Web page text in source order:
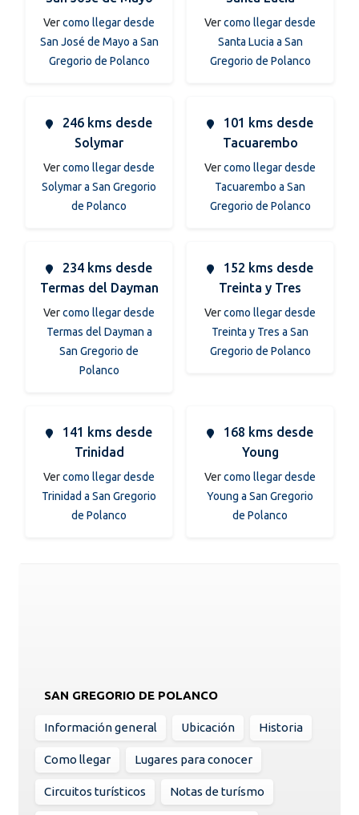
Vercomo llegar desde
San José de Mayo a San
Gregorio de Polanco
Vercomo llegar desde
Santa Lucia a San
Gregorio de Polanco
246 kms desde
Solymar
Vercomo llegar desde
Solymar a San Gregorio
de Polanco
101 kms desde
Tacuarembo
Vercomo llegar desde
Tacuarembo a San
Gregorio de Polanco
234 kms desde
Termas del Dayman
Vercomo llegar desde
Termas del Dayman a
San Gregorio de
Polanco
152 kms desde
Treinta y Tres
Vercomo llegar desde
Treinta y Tres a San
Gregorio de Polanco
141 kms desde
Trinidad
Vercomo llegar desde
Trinidad a San Gregorio
de Polanco
168 kms desde
Young
Vercomo llegar desde
Young a San Gregorio
de Polanco
SAN GREGORIO DE POLANCO
Información general Ubicación Historia
Como llegar Lugares para conocer
Circuitos turísticos Notas de turísmo